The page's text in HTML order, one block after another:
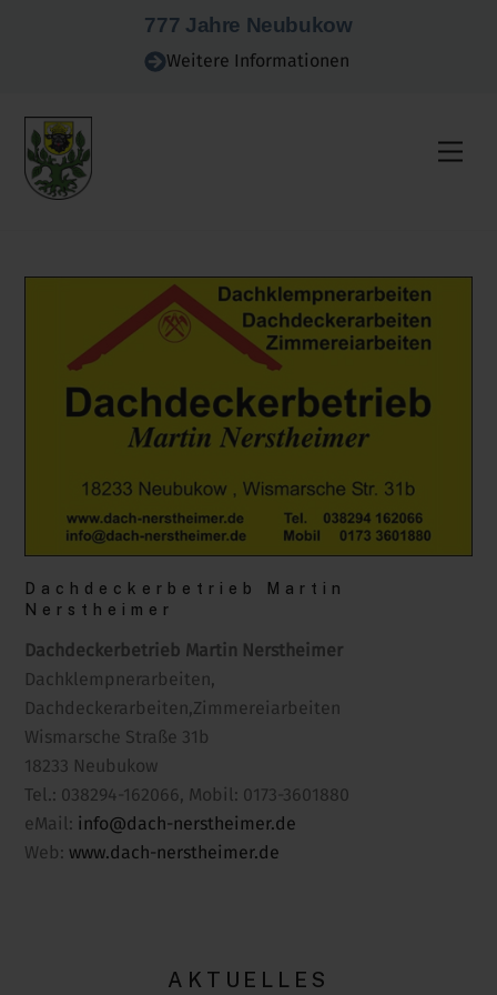
777 Jahre Neubukow
Weitere Informationen
Dachdeckerbetrieb Martin
Nerstheimer
Dachdeckerbetrieb Martin Nerstheimer
Dachklempnerarbeiten,
Dachdeckerarbeiten,Zimmereiarbeiten
Wismarsche Straße 31b
18233 Neubukow
Tel.: 038294-162066, Mobil: 0173-3601880
eMail: info@dach-nerstheimer.de
Web:www.dach-nerstheimer.de
AKTUELLES